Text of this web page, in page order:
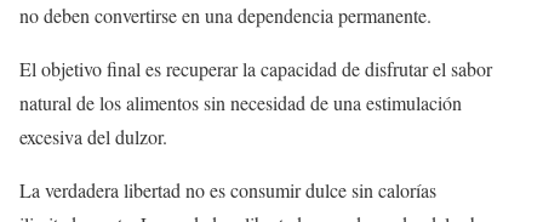
no deben convertirse en una dependencia permanente.
El objetivo final es recuperar la capacidad de disfrutar el sabor
natural de los alimentos sin necesidad de una estimulación
excesiva del dulzor.
La verdadera libertad no es consumir dulce sin calorías